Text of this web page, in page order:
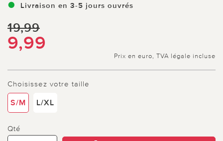
Livraison en 3-5 jours ouvrés
19,99
9,99
Prix en euro, TVA légale incluse
Choisissez votre taille
S/M L/XL
Qté